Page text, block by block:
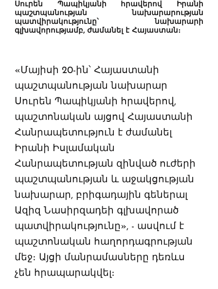
question d'un référendum ne se pose pas. "
Le premier hôtel Hyatt Regency d'Arménie
ouvrira ses portes à Dilijan
Սուրեն Պապիկյանի հրավերով Իրանի
պաշտպանության նախարարության
պատվիրակությունը՝ նախարարի
գլխավորությամբ, ժամանել է Հայաստան։
«Մայիսի 20-ին՝ Հայաստանի
պաշտպանության նախարար
Սուրեն Պապիկյանի հրավերով,
պաշտոնական այցով Հայաստանի
Հանրապետություն է ժամանել
Իրանի Իսլամական
Հանրապետության զինված ուժերի
պաշտպանության և աջակցության
նախարար, բրիգադային գեներալ
Ազիզ Նասիրզադեի գլխավորած
պատվիրակությունը», - ասվում է
պաշտոնական հաղորդագրության
մեջ։ Այցի մանրամասները դեռևս
չեն հրապարակվել։